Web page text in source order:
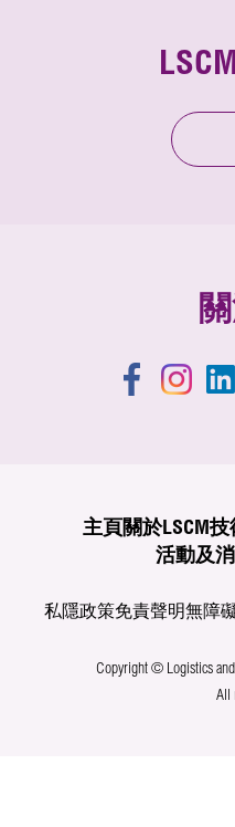
主頁 關於LSCM技
活動及
私隱政策免責聲明無障
Copyright © Logistics
All